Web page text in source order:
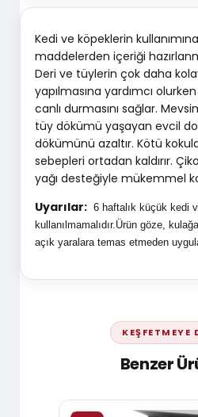
Kedi ve köpeklerin
maddelerden içeriği
Deri ve tüylerin çok daha
yapılmasına yardımcı
canlı durmasını sağlar.
tüy dökümü yaşayan evcil
dökümünü azaltır. Kötü
sebepleri ortadan kaldırır.
yağı desteğiyle mükemmel
Uyarılar: 6 haftalık küçük kedi
kullanılmamalıdır.Ürün göze,
açık yaralara temas etmeden
KEŞFETMEYE
Benzer